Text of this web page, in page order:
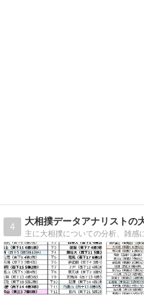
4
大相撲データアナリストの